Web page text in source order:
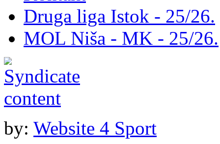
Druga liga Istok - 25/26.
MOL Niša - MK - 25/26.
by: Website 4 Sport